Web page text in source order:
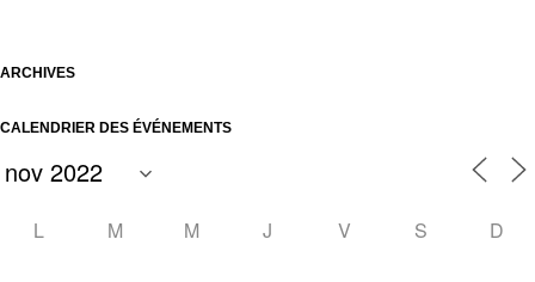
ARCHIVES
CALENDRIER DES ÉVÉNEMENTS
L M M J V S D